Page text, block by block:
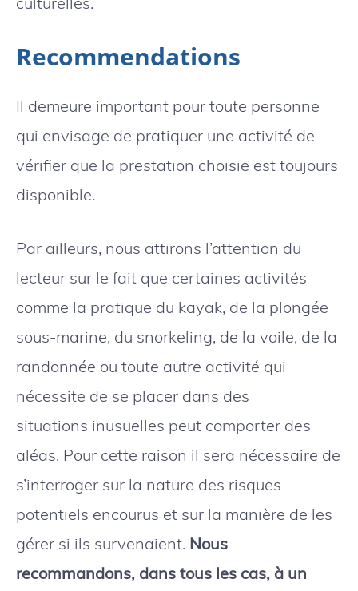
Recommendations
Il demeure important pour toute personne
qui envisage de pratiquer une activité de
vérifier que la prestation choisie est toujours
disponible.
Par ailleurs, nous attirons l’attention du
lecteur sur le fait que certaines activités
comme la pratique du kayak, de la plongée
sous-marine, du snorkeling, de la voile, de la
randonnée ou toute autre activité qui
nécessite de se placer dans des
situations inusuelles peut comporter des
aléas. Pour cette raison il sera nécessaire de
s’interroger sur la nature des risques
potentiels encourus et sur la manière de les
gérer si ils survenaient. Nous
recommandons, dans tous les cas, à un